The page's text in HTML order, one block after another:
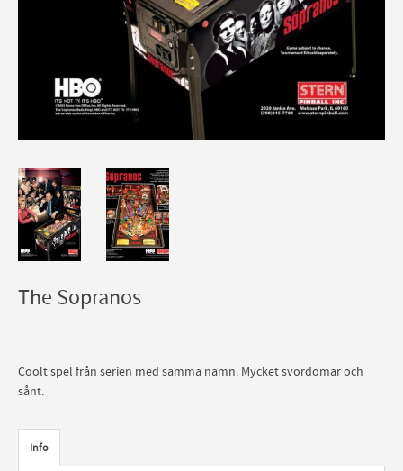
The Sopranos
Coolt spel från serien med samma namn. Mycket svordomar och
sånt.
Info